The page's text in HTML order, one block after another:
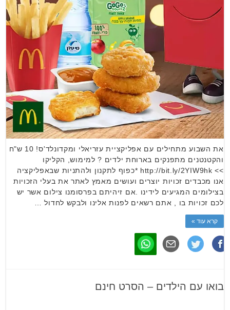
את השבוע מתחילים עם אפליקציית עזריאלי ומקדונלד'ס! 10 ש"ח
והקטנטנים מתפנקים בארוחת ילדים ? למימוש, הקליקו
>> http://bit.ly/2YIW9hk *כפוף לתקנון ולהתניות שבאפליקציה
אנו מכבדים זכויות יוצרים ועושים מאמץ לאתר את בעלי הזכויות
בצילומים המגיעים לידינו .אם זיהיתם בפרסומנו צילום אשר יש
לכם זכויות בו , אתם רשאים לפנות אלינו ולבקש לחדול …
קרא עוד »
בואו עם הילדים – הסרט חינם